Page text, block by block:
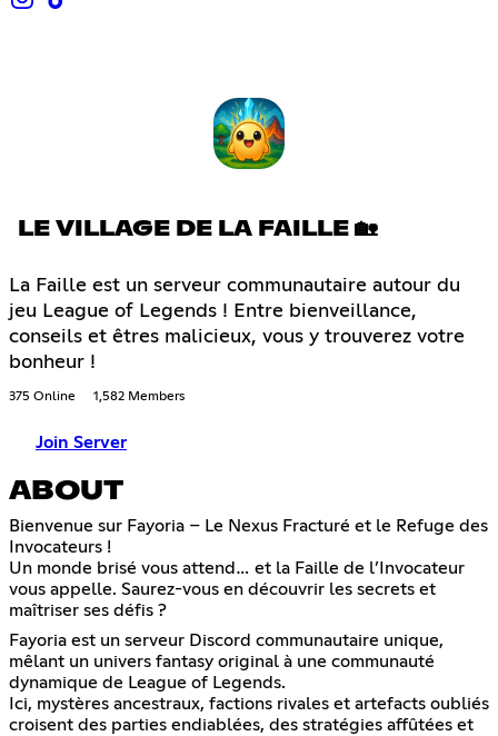
LE VILLAGE DE LA FAILLE 🏡
La Faille est un serveur communautaire autour du
jeu League of Legends ! Entre bienveillance,
conseils et êtres malicieux, vous y trouverez votre
bonheur !
375 Online 1,582 Members
Join Server
ABOUT
Bienvenue sur Fayoria – Le Nexus Fracturé et le Refuge des
Invocateurs !
Un monde brisé vous attend… et la Faille de l’Invocateur
vous appelle. Saurez-vous en découvrir les secrets et
maîtriser ses défis ?
Fayoria est un serveur Discord communautaire unique,
mêlant un univers fantasy original à une communauté
dynamique de League of Legends.
Ici, mystères ancestraux, factions rivales et artefacts oubliés
croisent des parties endiablées, des stratégies affûtées et